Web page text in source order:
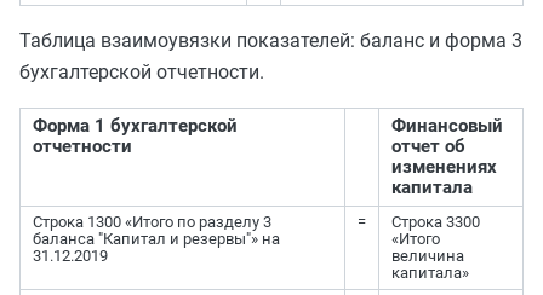
Таблица взаимоувязки показателей: баланс и форма 3
бухгалтерской отчетности.
Форма 1 бухгалтерской
отчетности
Финансовый
отчет об
изменениях
капитала
Строка 1300 «Итого по разделу 3
баланса "Капитал и резервы"» на
31.12.2019
=
Строка 3300
«Итого
величина
капитала»